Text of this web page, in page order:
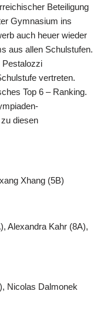
Beteiligung
Gymnasium ins
auch heuer wieder
aus allen Schulstufen.
Pestalozzi
vertreten.
Top 6 – Ranking.
diesen
Xhang (5B)
Alexandra Kahr (8A),
Nicolas Dalmonek